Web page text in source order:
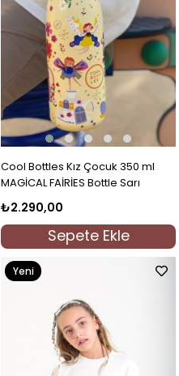
Cool Bottles Kız Çocuk 350 ml
MAGİCAL FAİRİES Bottle Sarı
₺2.290,00
Sepete Ekle
Yeni